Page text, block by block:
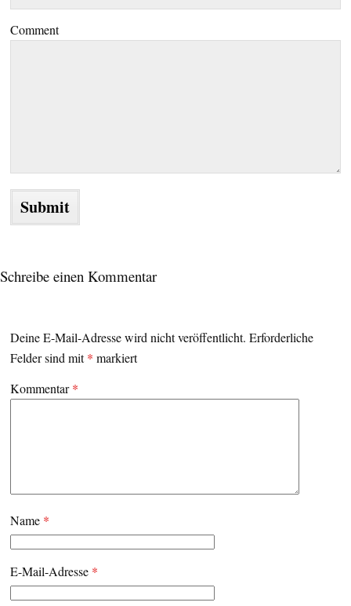
Comment
Schreibe einen Kommentar
Deine E-Mail-Adresse wird nicht veröffentlicht. Erforderliche
Felder sind mit* markiert
Kommentar*
Name *
E-Mail-Adresse *